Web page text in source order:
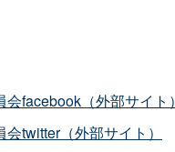
facebook（外部サイト）
twitter（外部サイト）